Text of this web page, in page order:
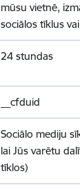
mūsu vietnē,
sociālos tīklus
24 stundas
__cfduid
Sociālo mediju
lai Jūs varētu
tīklos)